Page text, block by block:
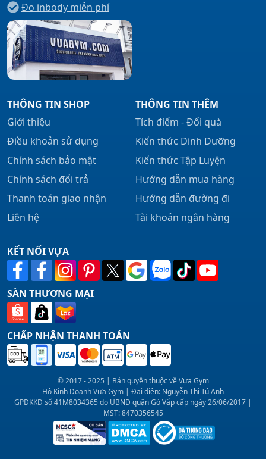
Đo inbody miễn phí
THÔNG TIN SHOP
Giới thiệu
Điều khoản sử dụng
Chính sách bảo mật
Chính sách đổi trả
Thanh toán giao nhận
Liên hệ
THÔNG TIN THÊM
Tích điểm - Đổi quà
Kiến thức Dinh Dưỡng
Kiến thức Tập Luyện
Hướng dẫn mua hàng
Hướng dẫn đường đi
Tài khoản ngân hàng
KẾT NỐI VỰA
SÀN THƯƠNG MẠI
CHẤP NHẬN THANH TOÁN
© 2017 - 2025 | Bản quyền thuộc về Vựa Gym
Hộ Kinh Doanh Vựa Gym | Đại diện: Nguyễn Thị Tú Anh
GPĐKKD số 41M8034365 do UBND quận Gò Vấp cấp ngày 26/06/2017 |
MST: 8470356545